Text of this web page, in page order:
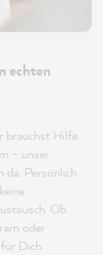
echten
brauchst Hilfe
– unser
da. Persönlich
Ob
oder
Dich